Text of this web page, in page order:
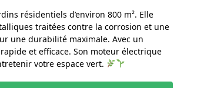
résidentiels d’environ 800 m². Elle
traitées contre la corrosion et une
une durabilité maximale. Avec un
et efficace. Son moteur électrique
votre espace vert.